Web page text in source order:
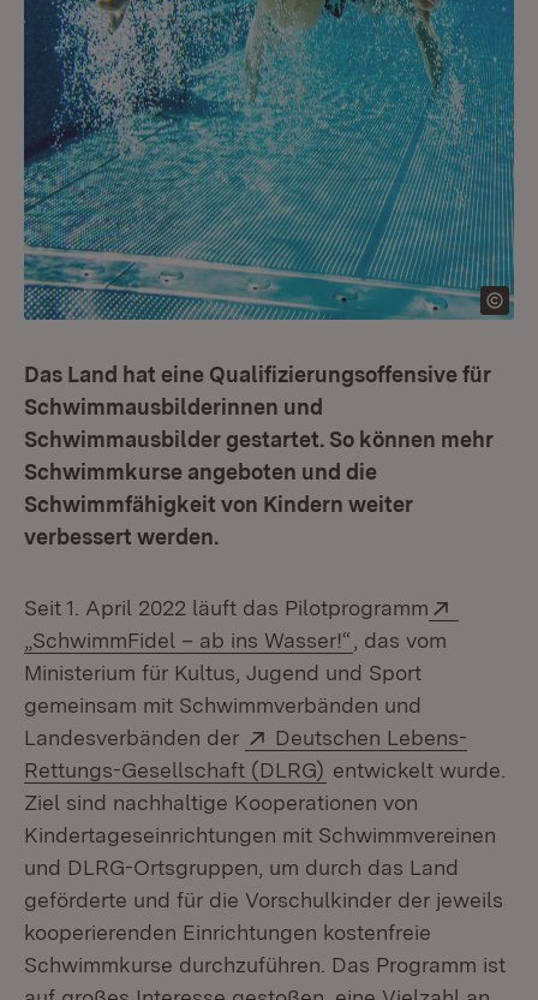
Das Land hat eine Qualifizierungsoffensive für
Schwimmausbilderinnen und
Schwimmausbilder gestartet. So können mehr
Schwimmkurse angeboten und die
Schwimmfähigkeit von Kindern weiter
verbessert werden.
Seit 1. April 2022 läuft das Pilotprogramm
„SchwimmFidel – ab ins Wasser!“ (Öffnet in neuem
, das vom
Ministerium für Kultus, Jugend und Sport
gemeinsam mit Schwimmverbänden und
Landesverbänden der
Extern:
Deutschen Lebens-
Rettungs-Gesellschaft (DLRG) (Öffnet in neuem
entwickelt wurde.
Ziel sind nachhaltige Kooperationen von
Kindertageseinrichtungen mit Schwimmvereinen
und DLRG-Ortsgruppen, um durch das Land
geförderte und für die Vorschulkinder der jeweils
kooperierenden Einrichtungen kostenfreie
Schwimmkurse durchzuführen. Das Programm ist